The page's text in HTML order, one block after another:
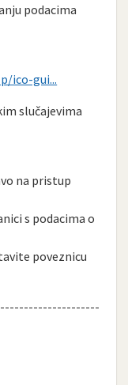
podacima
ico-gui...
slučajevima
na pristup
s podacima o
poveznicu